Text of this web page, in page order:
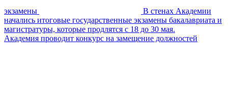
экзамены
В стенах Академии
начались итоговые государственные экзамены бакалавриата и
магистратуры, которые продлятся с 18 до 30 мая.
Академия проводит конкурс на замещение должностей